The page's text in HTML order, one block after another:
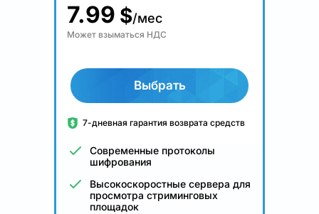
7.99 $/мес
Может взыматься НДС
Выбрать
7-дневная гарантия возврата средств
Современные протоколы
шифрования
Высокоскоростные сервера для
просмотра стриминговых
площадок